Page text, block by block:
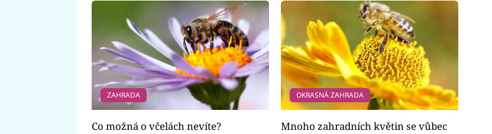
ZAHRADA
Co možná o včelách nevíte?
OKRASNÁ ZAHRADA
Mnoho zahradních květin se vůbec